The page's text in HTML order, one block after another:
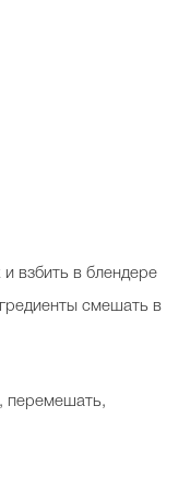
и взбить в блендере
смешать в
перемешать,